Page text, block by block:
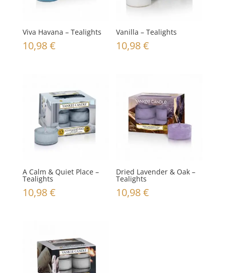
Viva Havana – Tealights
10,98€
Vanilla – Tealights
10,98€
A Calm & Quiet Place –
Tealights
10,98€
Dried Lavender & Oak –
Tealights
10,98€